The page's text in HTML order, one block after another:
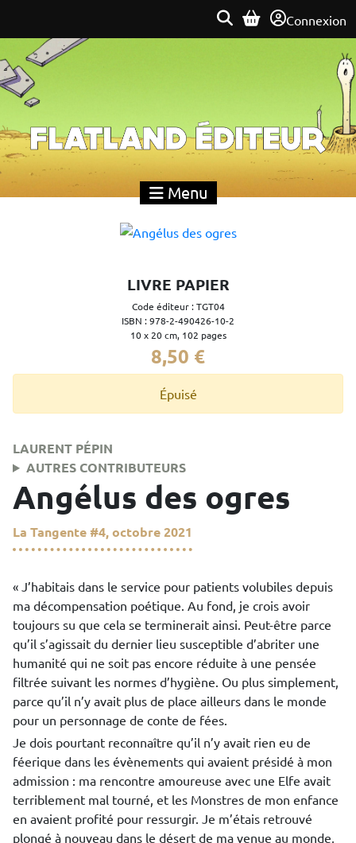
Connexion
Flatland Éditeur
Menu
LIVRE PAPIER
Code éditeur : TGT04
ISBN : 978-2-490426-10-2
10 x 20 cm, 102 pages
8,50 €
Épuisé
LAURENT PÉPIN
AUTRES CONTRIBUTEURS
Angélus des ogres
La Tangente #4, octobre 2021
« J’habitais dans le service pour patients volubiles depuis
ma décompensation poétique. Au fond, je crois avoir
toujours su que cela se terminerait ainsi. Peut-être parce
qu’il s’agissait du dernier lieu susceptible d’abriter une
humanité qui ne soit pas encore réduite à une pensée
filtrée suivant les normes d’hygiène. Ou plus simplement,
parce qu’il n’y avait plus de place ailleurs dans le monde
pour un personnage de conte de fées.
Je dois pourtant reconnaître qu’il n’y avait rien eu de
féerique dans les évènements qui avaient présidé à mon
admission : ma rencontre amoureuse avec une Elfe avait
terriblement mal tourné, et les Monstres de mon enfance
en avaient profité pour ressurgir. Je m’étais retrouvé
plongé à nouveau dans le désert de ma venue au monde,